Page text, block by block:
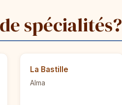
spécialités?
La Bastille
Alma